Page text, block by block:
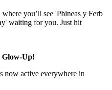
you’ll see 'Phineas y Ferb
waiting for you. Just hit
Glow-Up!
now active everywhere in